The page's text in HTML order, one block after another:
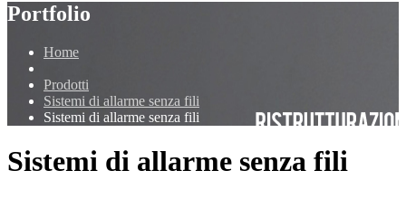
Portfolio
Home
Prodotti
Sistemi di allarme senza fili
Sistemi di allarme senza fili
Sistemi di allarme senza fili